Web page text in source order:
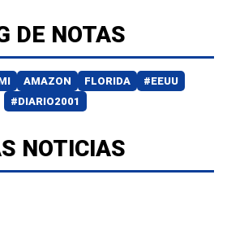
DE NOTAS
AMAZON FLORIDA
#EEUU
#DIARIO2001
NOTICIAS